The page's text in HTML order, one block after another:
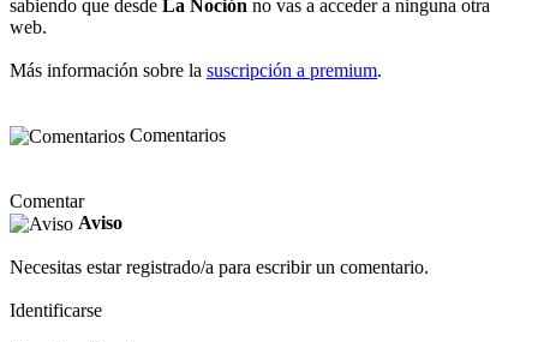
sabiendo que desde La Noción no vas a acceder a ninguna otra
web.
Más información sobre la suscripción a premium.
Comentarios
Comentar
Aviso
Necesitas estar registrado/a para escribir un comentario.
Identificarse